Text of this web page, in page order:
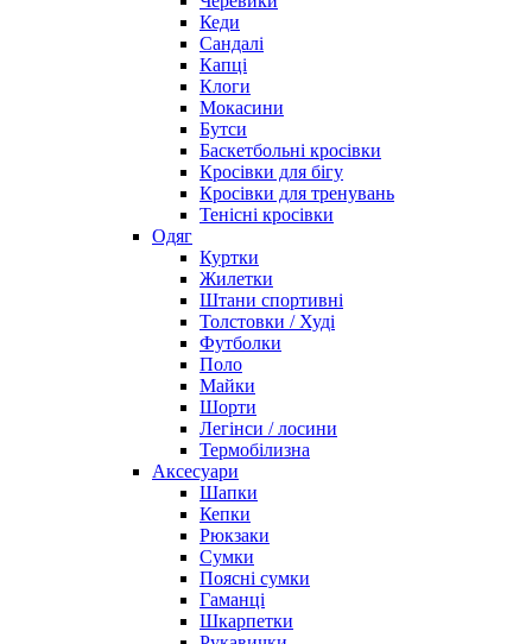
Кеди
Сандалі
Капці
Клоги
Мокасини
Бутси
Баскетбольні кросівки
Кросівки для бігу
Кросівки для тренувань
Тенісні кросівки
Одяг
Куртки
Жилетки
Штани спортивні
Толстовки / Худі
Футболки
Поло
Майки
Шорти
Легінси / лосини
Термобілизна
Аксесуари
Шапки
Кепки
Рюкзаки
Сумки
Поясні сумки
Гаманці
Шкарпетки